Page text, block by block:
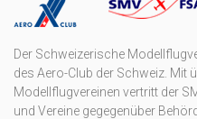
Der Schweizerische
des Aero-Club der Schweiz. Mit
Modellflugvereinen vertritt der
und Vereine gegegenüber